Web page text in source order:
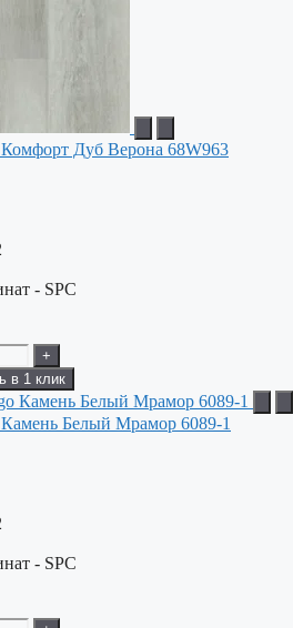
Дуб Верона 68W963
- SPC
+
в 1 клик
Белый Мрамор 6089-1
- SPC